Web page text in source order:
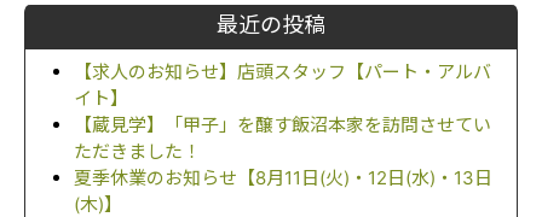
最近の投稿
【求人のお知らせ】店頭スタッフ【パート・アルバ
イト】
【蔵見学】「甲子」を醸す飯沼本家を訪問させてい
ただきました！
夏季休業のお知らせ【8月11日(火)・12日(水)・13日
(木)】